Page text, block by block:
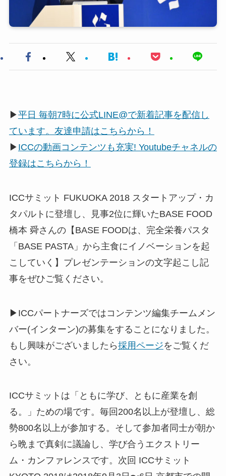
▶平日 毎朝7時に公式LINE@で新着記事を配信し
ています。友達申請はこちらから！
▶ ICCの動画コンテンツも充実! Youtubeチャネルの
登録はこちらから！
ICCサミット FUKUOKA 2018 スタートアップ・カ
タパルトに登壇し、見事2位に輝いたBASE FOOD
橋本 舜さんの【BASE FOODは、完全栄養パスタ
「BASE PASTA」から主食にイノベーションを起
こしていく】プレゼンテーションの文字起こし記
事をぜひご覧ください。
▶ICCパートナーズではコンテンツ編集チームメン
バー(インターン)の募集をすることになりました。
もし興味がございましたら採用ページをご覧くだ
さい。
ICCサミットは「ともに学び、ともに産業を創
る。」ための場です。毎回200名以上が登壇し、総
勢800名以上が参加する。そして参加者同士が朝か
ら晩まで真剣に議論し、学び合うエクストリー
ム・カンファレンスです。次回 ICCサミット